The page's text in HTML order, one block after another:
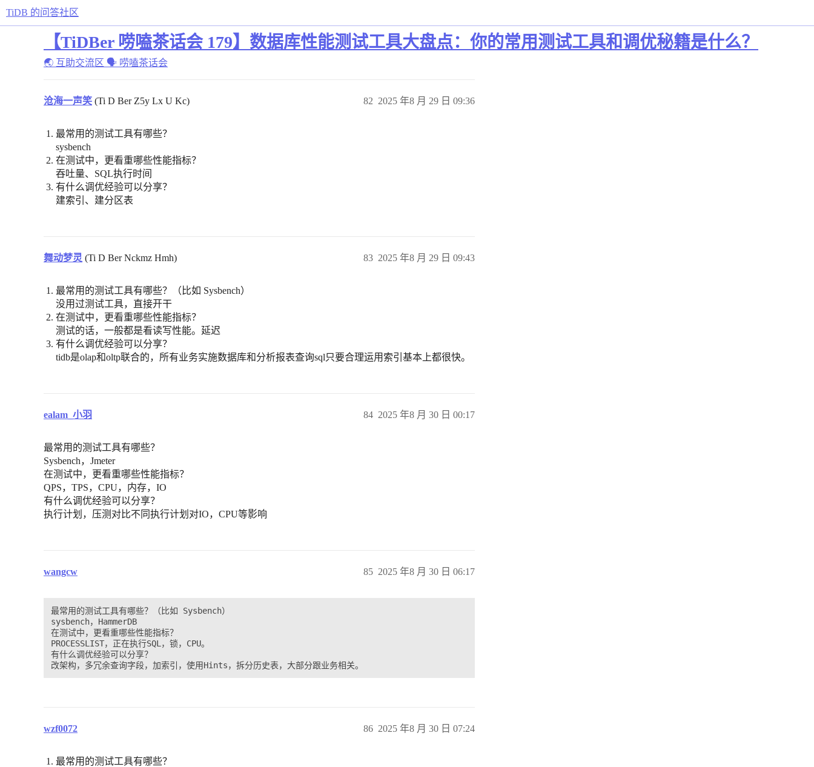
TiDB 的问答社区
【TiDBer 唠嗑茶话会 179】数据库性能测试工具大盘点：你的常用测试工具和调优秘籍是什么？
🌏 互助交流区 🗣 唠嗑茶话会
沧海一声笑 (Ti D Ber Z5y Lx U Kc) 2025 年8 月 29 日 09:36
82
最常用的测试工具有哪些？
sysbench
在测试中，更看重哪些性能指标？
吞吐量、SQL执行时间
有什么调优经验可以分享？
建索引、建分区表
舞动梦灵 (Ti D Ber Nckmz Hmh) 2025 年8 月 29 日 09:43
83
最常用的测试工具有哪些？（比如 Sysbench）
没用过测试工具，直接开干
在测试中，更看重哪些性能指标？
测试的话，一般都是看读写性能。延迟
有什么调优经验可以分享？
tidb是olap和oltp联合的，所有业务实施数据库和分析报表查询sql只要合理运用索引基本上都很快。
ealam_小羽 2025 年8 月 30 日 00:17
84
最常用的测试工具有哪些？
Sysbench，Jmeter
在测试中，更看重哪些性能指标？
QPS，TPS，CPU，内存，IO
有什么调优经验可以分享？
执行计划，压测对比不同执行计划对IO，CPU等影响
wangcw 2025 年8 月 30 日 06:17
85
最常用的测试工具有哪些？（比如 Sysbench）
sysbench，HammerDB
在测试中，更看重哪些性能指标？
PROCESSLIST，正在执行SQL，锁，CPU。
有什么调优经验可以分享？
wzf0072 2025 年8 月 30 日 07:24
86
最常用的测试工具有哪些？